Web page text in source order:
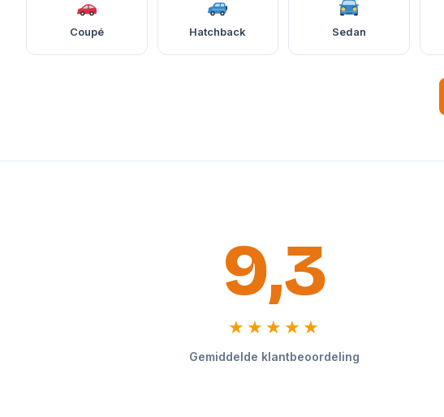
Coupé Hatchback Sedan
9,3
★★★★★
Gemiddelde klantbeoordeling